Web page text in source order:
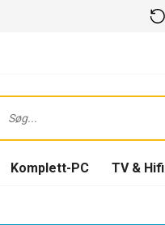
Komplett-PC TV & Hifi